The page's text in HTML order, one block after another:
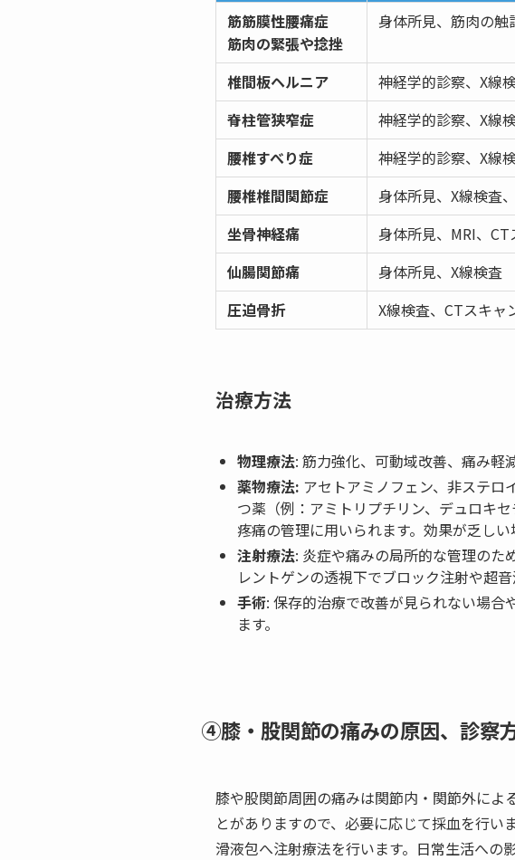
筋筋膜性腰痛症
筋肉の緊張や捻挫
身体所見、筋肉の触
椎間板ヘルニア
神経学的診察、X線
脊柱管狭窄症
神経学的診察、X線
腰椎すべり症
神経学的診察、X線
腰椎椎間関節症
身体所見、X線検査
坐骨神経痛
身体所見、MRI、CT
仙腸関節痛
身体所見、X線検査
圧迫骨折
X線検査、CTスキャ
治療方法
物理療法: 筋力強化、可動域改善、痛み軽
薬物療法: アセトアミノフェン、非ステロ
つ薬（例：アミトリプチリン、デュロキ
疼痛の管理に用いられます。効果が乏し
注射療法: 炎症や痛みの局所的な管理のた
レントゲンの透視下でブロック注射や超
手術: 保存的治療で改善が見られない場合
ます。
④膝・股関節の痛みの原因、診察
膝や股関節周囲の痛みは関節内・関節外によ
とがありますので、必要に応じて採血を行
滑液包へ注射療法を行います。日常生活への